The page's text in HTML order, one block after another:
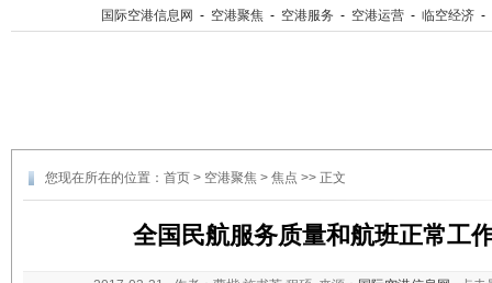
国际空港信息网 - 空港聚焦 - 空港服务 - 空港运营 - 临空经济 -
您现在所在的位置： 首页 > 空港聚焦 > 焦点 >> 正文
全国民航服务质量和航班正常工